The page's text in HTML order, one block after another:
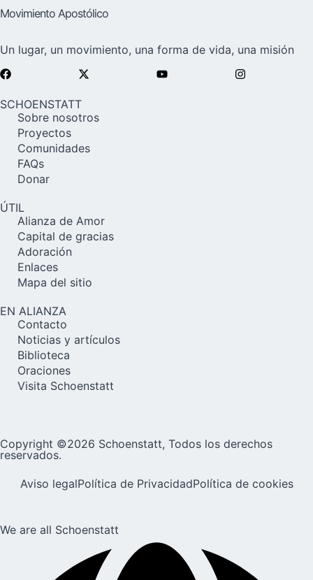
Movimiento Apostólico
Un lugar, un movimiento, una forma de vida, una misión
SCHOENSTATT
Sobre nosotros
Proyectos
Comunidades
FAQs
Donar
ÚTIL
Alianza de Amor
Capital de gracias
Adoración
Enlaces
Mapa del sitio
EN ALIANZA
Contacto
Noticias y artículos
Biblioteca
Oraciones
Visita Schoenstatt
Copyright ©2026 Schoenstatt, Todos los derechos
reservados.
Aviso legalPolítica de PrivacidadPolítica de cookies
We are all Schoenstatt